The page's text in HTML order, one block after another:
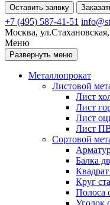
Оставить заявку
+7 (495) 587-41-51
Москва, ул.Стахановская,
Меню
Развернуть меню
Металлопрокат
Листовой
Лист
Лист
Лист
Лист
Сортовой
Балка
Круг
Полоса
Уголок